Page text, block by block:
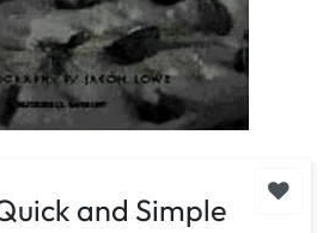
and Simple